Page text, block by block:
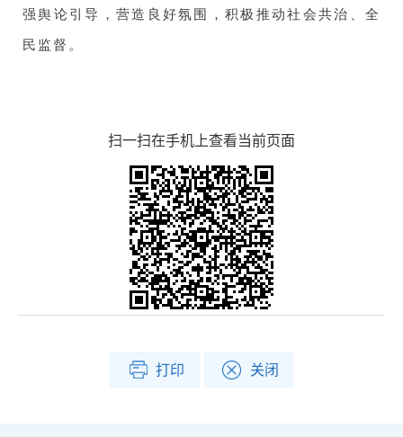
强舆论引导，营造良好氛围，积极推动社会共治、全
民监督。
扫一扫在手机上查看当前页面
打印 关闭